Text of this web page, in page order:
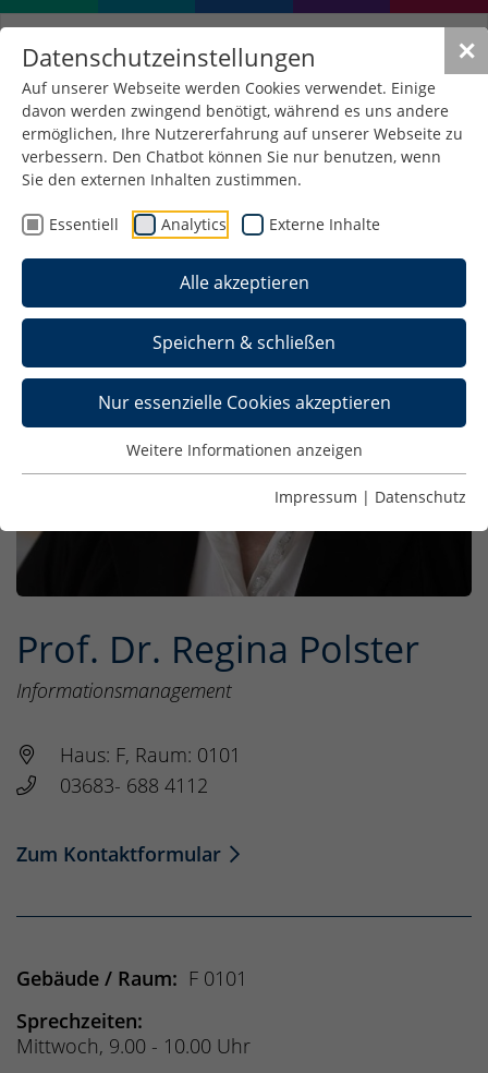
✕
Datenschutzeinstellungen
Auf unserer Webseite werden Cookies verwendet. Einige
davon werden zwingend benötigt, während es uns andere
ermöglichen, Ihre Nutzererfahrung auf unserer Webseite zu
verbessern. Den Chatbot können Sie nur benutzen, wenn
Sie den externen Inhalten zustimmen.
Essentiell Analytics Externe Inhalte
Alle akzeptieren
Speichern & schließen
Nur essenzielle Cookies akzeptieren
Weitere Informationen anzeigen
Impressum | Datenschutz
Prof. Dr. Regina Polster
Informationsmanagement
Haus: F, Raum: 0101
03683- 688 4112
Zum Kontaktformular
Gebäude / Raum: F 0101
Sprechzeiten:
Mittwoch, 9.00 - 10.00 Uhr